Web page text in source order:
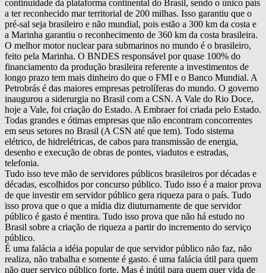
continuidade da plataforma continental do Brasil, sendo o único país
a ter reconhecido mar territorial de 200 milhas. Isso garantiu que o
pré-sal seja brasileiro e não mundial, pois estão a 300 km da costa e
a Marinha garantiu o reconhecimento de 360 km da costa brasileira.
O melhor motor nuclear para submarinos no mundo é o brasileiro,
feito pela Marinha. O BNDES responsável por quase 100% do
financiamento da produção brasileira referente a investimentos de
longo prazo tem mais dinheiro do que o FMI e o Banco Mundial. A
Petrobrás é das maiores empresas petrolíferas do mundo. O governo
inaugurou a siderurgia no Brasil com a CSN. A Vale do Rio Doce,
hoje a Vale, foi criação do Estado. A Embraer foi criada pelo Estado.
Todas grandes e ótimas empresas que não encontram concorrentes
em seus setores no Brasil (A CSN até que tem). Todo sistema
elétrico, de hidrelétricas, de cabos para transmissão de energia,
desenho e execução de obras de pontes, viadutos e estradas,
telefonia.
Tudo isso teve mão de servidores públicos brasileiros por décadas e
décadas, escolhidos por concurso público. Tudo isso é a maior prova
de que investir em servidor público gera riqueza para o país. Tudo
isso prova que o que a mídia diz diuturnamente de que servidor
público é gasto é mentira. Tudo isso prova que não há estudo no
Brasil sobre a criação de riqueza a partir do incremento do serviço
público.
É uma falácia a idéia popular de que servidor público não faz, não
realiza, não trabalha e somente é gasto. é uma falácia útil para quem
não quer serviço público forte. Mas é inútil para quem quer vida de